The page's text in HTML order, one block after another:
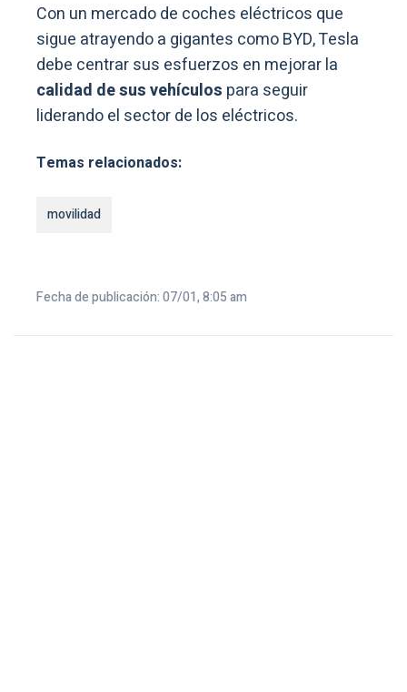
Con un mercado de coches eléctricos que
sigue atrayendo a gigantes como BYD, Tesla
debe centrar sus esfuerzos en mejorar la
calidad de sus vehículos para seguir
liderando el sector de los eléctricos.
Temas relacionados:
movilidad
Fecha de publicación: 07/01, 8:05 am